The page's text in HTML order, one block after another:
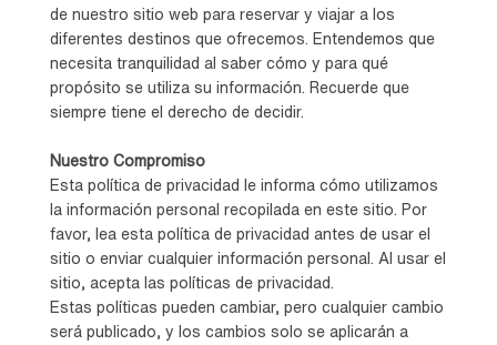
de nuestro sitio web para reservar y viajar a los
diferentes destinos que ofrecemos. Entendemos que
necesita tranquilidad al saber cómo y para qué
propósito se utiliza su información. Recuerde que
siempre tiene el derecho de decidir.
Nuestro Compromiso
Esta política de privacidad le informa cómo utilizamos
la información personal recopilada en este sitio. Por
favor, lea esta política de privacidad antes de usar el
sitio o enviar cualquier información personal. Al usar el
sitio, acepta las políticas de privacidad.
Estas políticas pueden cambiar, pero cualquier cambio
será publicado, y los cambios solo se aplicarán a